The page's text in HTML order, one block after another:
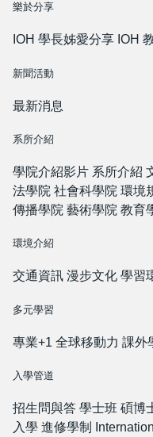
樂於分享
IOH 學長姊愛分享 IOH
新聞活動
最新消息
系所介紹
學院介紹影片 系所介紹
法學院 社會科學院 環境
傳播學院 藝術學院 教育
環境介紹
交通資訊 漫步文化 學習
多元學習
專業+1 全球移動力 課外
入學管道
招生問與答 學士班 碩博
入學 進修學制